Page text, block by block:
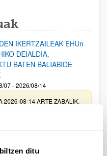
ditu
IKERTZAILEAK EHUn
DEIALDIA,
BATEN BALIABIDE
07 - 2026/08/14
2026-08-14 ARTE ZABALIK.
eta Funts Bibliografikoak